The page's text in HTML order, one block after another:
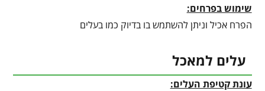
שימוש בפרחים:
הפרח אכיל וניתן להשתמש בו בדיוק כמו בעלים
עלים למאכל
עונת קטיפת העלים: